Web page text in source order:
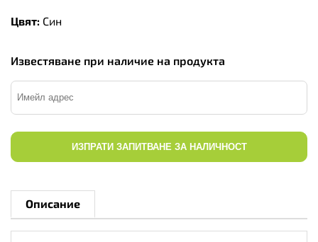
Цвят: Син
Известяване при наличие на продукта
ИЗПРАТИ ЗАПИТВАНЕ ЗА НАЛИЧНОСТ
Описание